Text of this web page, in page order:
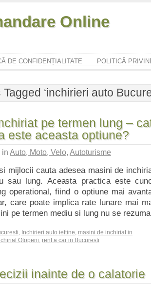
Online
DE CONFIDENȚIALITATE POLITICĂ
Tagged ‘inchirieri auto
pe termen lung –
este aceasta optiune?
in Auto, Moto, Velo, Autoturisme
mijlocii cauta adesea masini de
sau lung. Aceasta practica este
operational, fiind o optiune mai
care poate implica rate lunare mai
pe termen mediu si lung nu se
, Inchirieri auto ieftine, masini de inchiriat in
Otopeni, rent a car in Bucuresti
inainte de o calatorie